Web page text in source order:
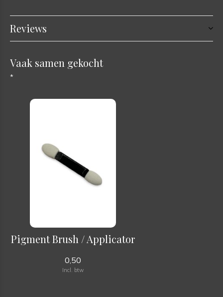
Reviews
Vaak samen gekocht
*
Pigment Brush / Applicator
0,50
Incl. btw